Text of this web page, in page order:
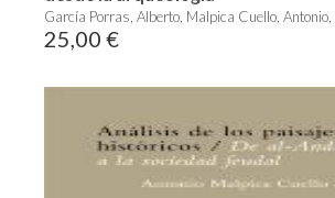
García Porras, Alberto, Malpica Cuello,
25,00 €